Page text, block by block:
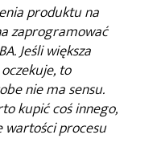
produktu na
zaprogramować
Jeśli większa
to
nie ma sensu.
kupić coś innego,
wartości procesu